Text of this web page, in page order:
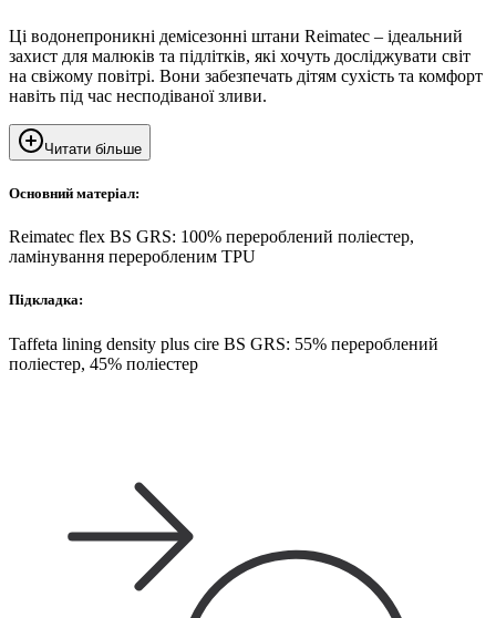
Ці водонепроникні демісезонні штани Reimatec – ідеальний
захист для малюків та підлітків, які хочуть досліджувати світ
на свіжому повітрі. Вони забезпечать дітям сухість та комфорт
навіть під час несподіваної зливи.
Читати більше
Основний матеріал:
Reimatec flex BS GRS: 100% перероблений поліестер,
ламінування переробленим TPU
Підкладка:
Taffeta lining density plus cire BS GRS: 55% перероблений
поліестер, 45% поліестер